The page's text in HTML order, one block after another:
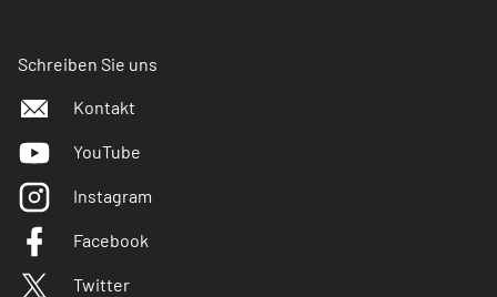
Schreiben Sie uns
Kontakt
YouTube
Instagram
Facebook
Twitter